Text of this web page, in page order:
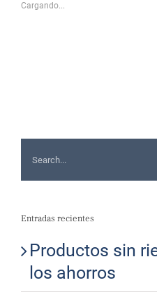
Cargando...
Entradas recientes
Productos sin
los ahorros